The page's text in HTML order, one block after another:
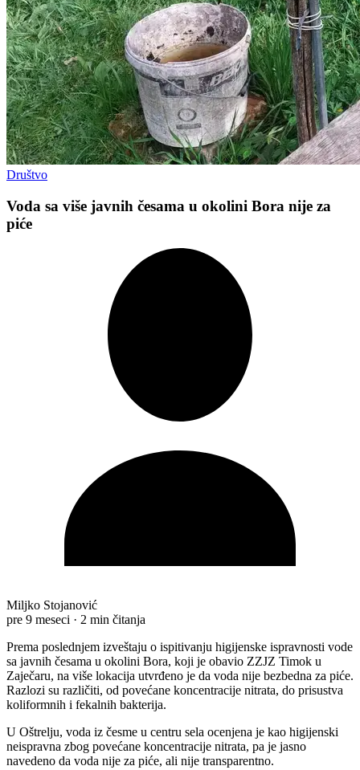
Društvo
Voda sa više javnih česama u okolini Bora nije za
piće
Miljko Stojanović
pre 9 meseci · 2 min čitanja
Prema poslednjem izveštaju o ispitivanju higijenske ispravnosti vode
sa javnih česama u okolini Bora, koji je obavio ZZJZ Timok u
Zaječaru, na više lokacija utvrđeno je da voda nije bezbedna za piće.
Razlozi su različiti, od povećane koncentracije nitrata, do prisustva
koliformnih i fekalnih bakterija.
U Oštrelju, voda iz česme u centru sela ocenjena je kao higijenski
neispravna zbog povećane koncentracije nitrata, pa je jasno
navedeno da voda nije za piće, ali nije transparentno.